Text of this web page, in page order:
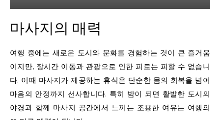
마사지의 매력
여행 중에는 새로운 도시와 문화를 경험하는 것이 큰 즐거움
이지만, 장시간 이동과 관광으로 인한 피로는 피할 수 없습니
다. 이때 마사지가 제공하는 휴식은 단순한 몸의 회복을 넘어
마음의 안정까지 선사합니다. 특히 밤이 되면 활발한 도시의
야경과 함께 마사지 공간에서 느끼는 조용한 여유는 여행의